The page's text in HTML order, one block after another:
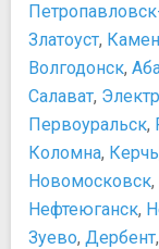
Златоуст,
Волгодонск,
Салават,
Первоуральск,
Коломна, Керчь
Новомосковск,
Нефтеюганск,
Зуево, Дербент,